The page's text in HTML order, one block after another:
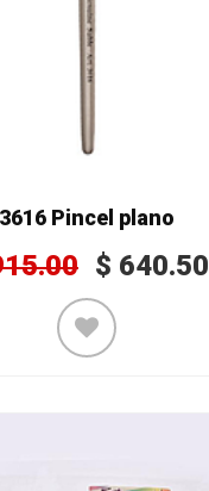
3616 Pincel plano
$ 640.50